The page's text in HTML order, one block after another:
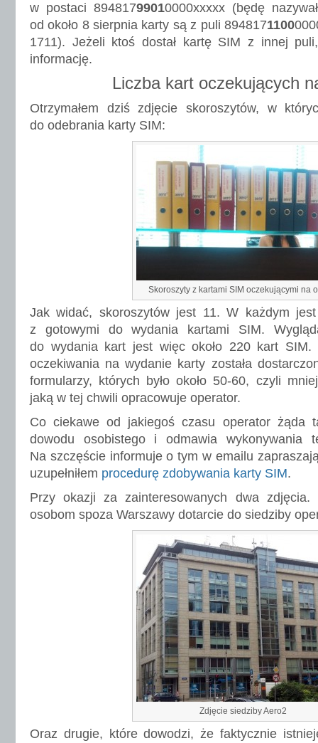
w postaci 89481799010000xxxxx (będę
od około 8 sierpnia karty są z puli 8948171100
1711). Jeżeli ktoś dostał kartę SIM z innej
informację.
Liczba kart oczekujących
Otrzymałem dziś zdjęcie skoroszytów, w
do odebrania karty SIM:
Skoroszyty z kartami SIM oczekującymi na
Jak widać, skoroszytów jest 11. W każdym
z gotowymi do wydania kartami SIM.
do wydania kart jest więc około 220 kart SIM.
oczekiwania na wydanie karty została
formularzy, których było około 50-60, czyli
jaką w tej chwili opracowuje operator.
Co ciekawe od jakiegoś czasu operator żąda
dowodu osobistego i odmawia wykonywania
Na szczęście informuje o tym w emailu
uzupełniłem procedurę zdobywania karty SIM.
Przy okazji za zainteresowanych dwa zdjęcia.
osobom spoza Warszawy dotarcie do siedziby
Zdjęcie siedziby Aero2
Oraz drugie, które dowodzi, że faktycznie